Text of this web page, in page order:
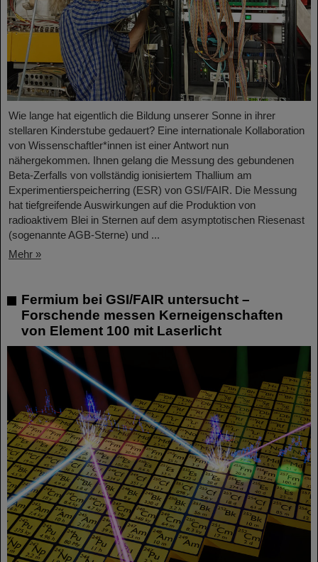
Wie lange hat eigentlich die Bildung unserer Sonne in ihrer
stellaren Kinderstube gedauert? Eine internationale Kollaboration
von Wissenschaftler*innen ist einer Antwort nun
nähergekommen. Ihnen gelang die Messung des gebundenen
Beta-Zerfalls von vollständig ionisiertem Thallium am
Experimentierspeicherring (ESR) von GSI/FAIR. Die Messung
hat tiefgreifende Auswirkungen auf die Produktion von
radioaktivem Blei in Sternen auf dem asymptotischen Riesenast
(sogenannte AGB-Sterne) und ...
Mehr »
Fermium bei GSI/FAIR untersucht –
Forschende messen Kerneigenschaften
von Element 100 mit Laserlicht